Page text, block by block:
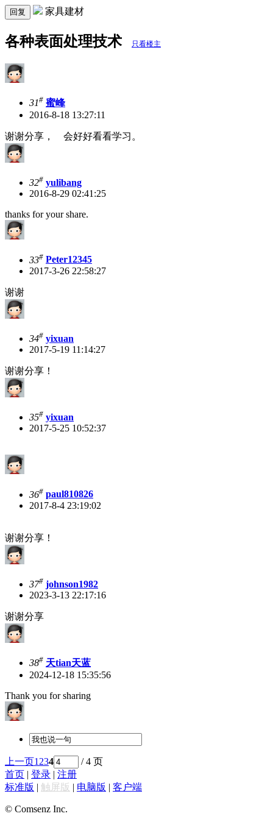
回复 家具建材
各种表面处理技术 只看楼主
31# 蜜峰
2016-8-18 13:27:11
谢谢分享， 会好好看看学习。
32# yulibang
2016-8-29 02:41:25
thanks for your share.
33# Peter12345
2017-3-26 22:58:27
谢谢
34# yixuan
2017-5-19 11:14:27
谢谢分享！
35# yixuan
2017-5-25 10:52:37
36# paul810826
2017-8-4 23:19:02
谢谢分享！
37# johnson1982
2023-3-13 22:17:16
谢谢分享
38# 天tian天蓝
2024-12-18 15:35:56
Thank you for sharing
上一页1234
/ 4 页
首页 | 登录 | 注册
标准版 | 触屏版 | 电脑版 | 客户端
© Comsenz Inc.